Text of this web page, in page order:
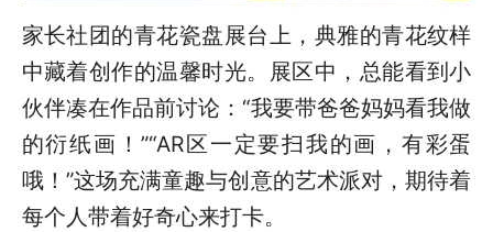
家长社团的青花瓷盘展台上，典雅的青花纹样
中藏着创作的温馨时光。展区中，总能看到小
伙伴凑在作品前讨论：“我要带爸爸妈妈看我做
的衍纸画！”“AR区一定要扫我的画，有彩蛋
哦！”这场充满童趣与创意的艺术派对，期待着
每个人带着好奇心来打卡。